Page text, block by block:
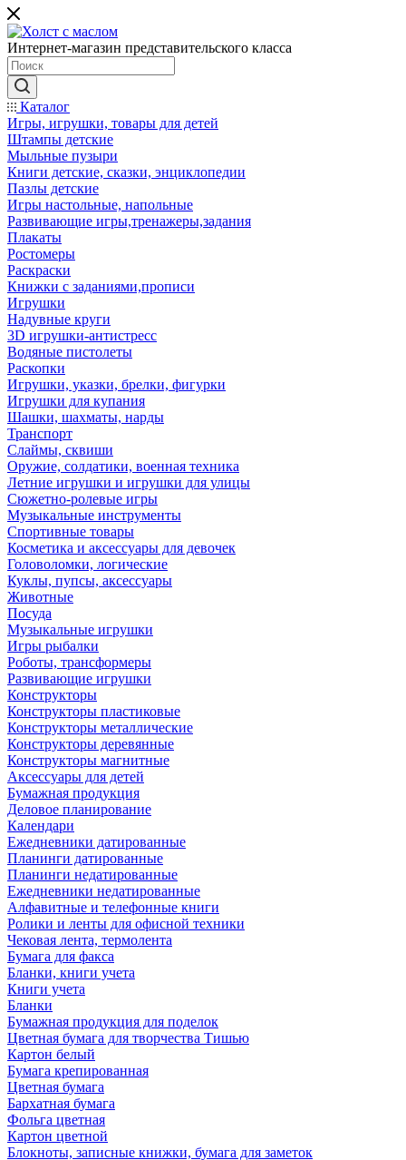
Интернет-магазин представительского класса
Каталог
Игры, игрушки, товары для детей
Штампы детские
Мыльные пузыри
Книги детские, сказки, энциклопедии
Пазлы детские
Игры настольные, напольные
Развивающие игры,тренажеры,задания
Плакаты
Ростомеры
Раскраски
Книжки с заданиями,прописи
Игрушки
Надувные круги
3D игрушки-антистресс
Водяные пистолеты
Раскопки
Игрушки, указки, брелки, фигурки
Игрушки для купания
Шашки, шахматы, нарды
Транспорт
Слаймы, сквиши
Оружие, солдатики, военная техника
Летние игрушки и игрушки для улицы
Сюжетно-ролевые игры
Музыкальные инструменты
Спортивные товары
Косметика и аксессуары для девочек
Головоломки, логические
Куклы, пупсы, аксессуары
Животные
Посуда
Музыкальные игрушки
Игры рыбалки
Роботы, трансформеры
Развивающие игрушки
Конструкторы
Конструкторы пластиковые
Конструкторы металлические
Конструкторы деревянные
Конструкторы магнитные
Аксессуары для детей
Бумажная продукция
Деловое планирование
Календари
Ежедневники датированные
Планинги датированные
Планинги недатированные
Ежедневники недатированные
Алфавитные и телефонные книги
Ролики и ленты для офисной техники
Чековая лента, термолента
Бумага для факса
Бланки, книги учета
Книги учета
Бланки
Бумажная продукция для поделок
Цветная бумага для творчества Тишью
Картон белый
Бумага крепированная
Цветная бумага
Бархатная бумага
Фольга цветная
Картон цветной
Блокноты, записные книжки, бумага для заметок